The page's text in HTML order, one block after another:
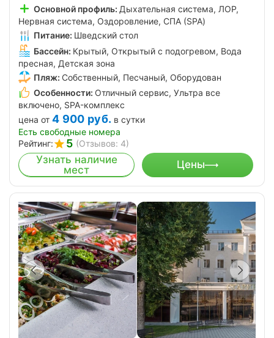
Основной профиль: Дыхательная система, ЛОР,
Нервная система, Оздоровление, СПА (SPA)
Питание: Шведский стол
Бассейн: Крытый, Открытый с подогревом, Вода
пресная, Детская зона
Пляж: Собственный, Песчаный, Оборудован
Особенности: Отличный сервис, Ультра все
включено, SPA-комплекс
цена от 4 900 руб. в сутки
Есть свободные номера
Рейтинг:
5 (Отзывов: 4)
Узнать наличие
мест
Цены